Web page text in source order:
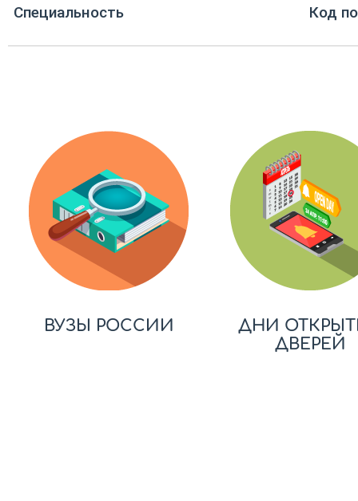
Cпециальность Код
ВУЗЫ РОССИИ
ДНИ
ДВЕРЕЙ